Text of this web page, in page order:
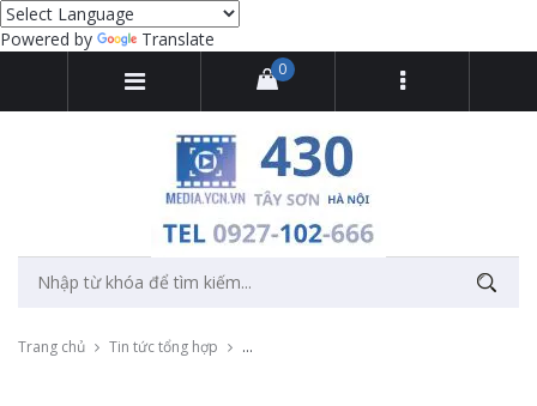
Powered by Translate
0
Trang chủ Tin tức tổng hợp Cặp đôi ‘tự sướng’ đẹp mê hồn khiến dân